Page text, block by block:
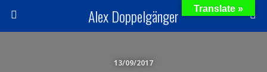
Alex Doppelgänger
13/09/2017
Translate »